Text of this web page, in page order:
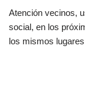
Atención vecinos,
social, en los
los mismos